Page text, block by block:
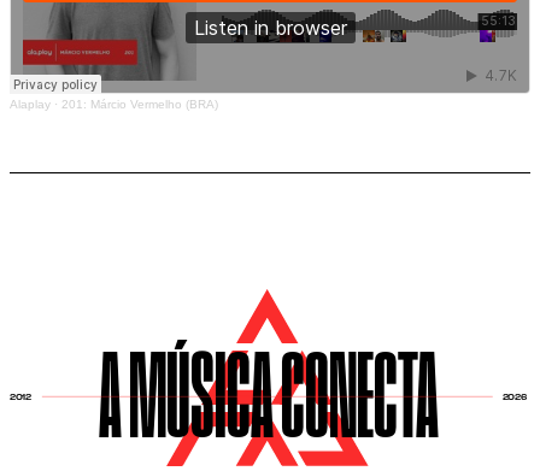
Alaplay · 201: Márcio Vermelho (BRA)
A MÚSICA CONECTA
2012 2026